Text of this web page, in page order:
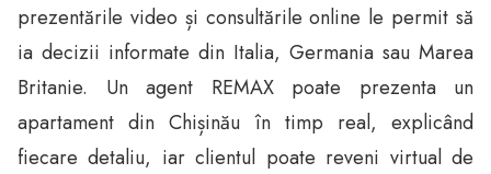
prezentările video și consultările online le permit să
ia decizii informate din Italia, Germania sau Marea
Britanie. Un agent REMAX poate prezenta un
apartament din Chișinău în timp real, explicând
fiecare detaliu, iar clientul poate reveni virtual de